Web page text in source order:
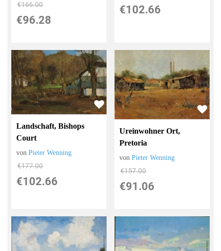
€166.00
€96.28
€102.66
Landschaft, Bishops
Court
vonPieter Wenning
€177.00
€102.66
Ureinwohner Ort,
Pretoria
vonPieter Wenning
€157.00
€91.06